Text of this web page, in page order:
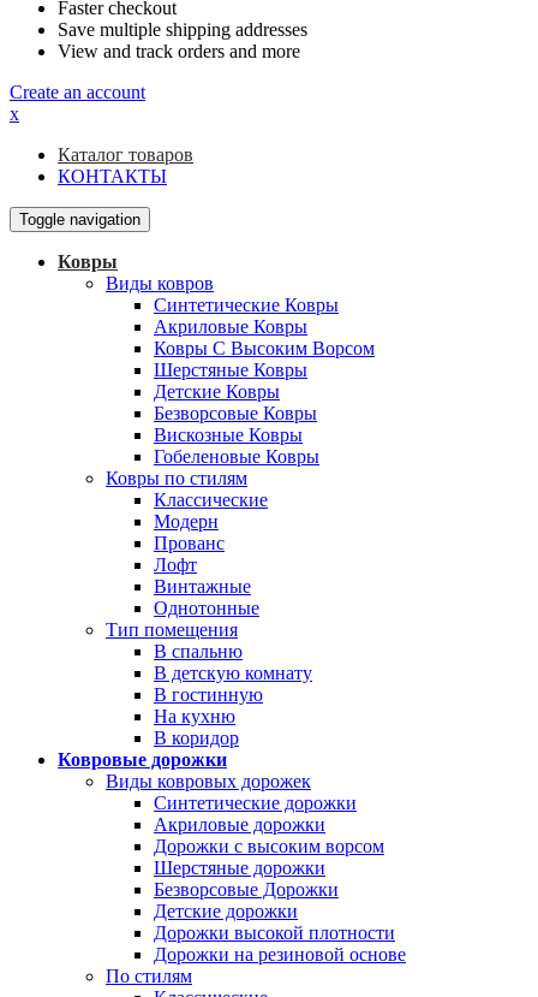
Faster checkout
Save multiple shipping addresses
View and track orders and more
Create an account
x
Каталог товаров
КОНТАКТЫ
Toggle navigation
Ковры
Виды ковров
Синтетические Ковры
Акриловые Ковры
Ковры С Высоким Ворсом
Шерстяные Ковры
Детские Ковры
Безворсовые Ковры
Вискозные Ковры
Гобеленовые Ковры
Ковры по стилям
Классические
Модерн
Прованс
Лофт
Винтажные
Однотонные
Тип помещения
В спальню
В детскую комнату
В гостинную
На кухню
В коридор
Ковровые дорожки
Виды ковровых дорожек
Синтетические дорожки
Акриловые дорожки
Дорожки с высоким ворсом
Шерстяные дорожки
Безворсовые Дорожки
Детские дорожки
Дорожки высокой плотности
Дорожки на резиновой основе
По стилям